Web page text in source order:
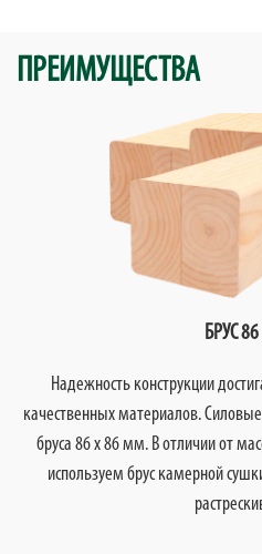
ПРЕИМУЩЕСТВА
БРУС
Надежность конструкции
качественных материалов.
бруса 86 х 86 мм. В отличии от
используем брус камерной